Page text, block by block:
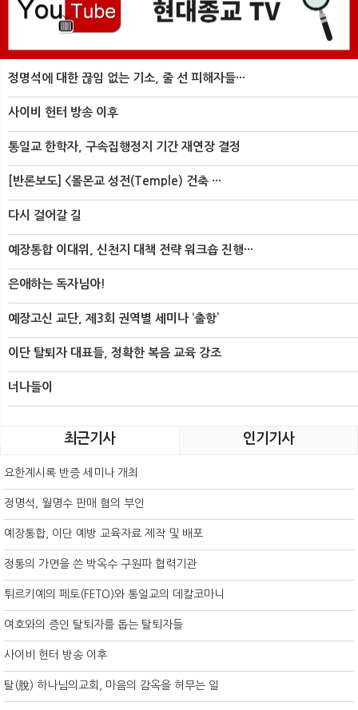
정명석에 대한 끊임 없는 기소, 줄 선 피해자들···
사이비 헌터 방송 이후
통일교 한학자, 구속집행정지 기간 재연장 결정
[반론보도] <몰몬교 성전(Temple) 건축 ···
다시 걸어갈 길
예장통합 이대위, 신천지 대책 전략 워크숍 진행···
은애하는 독자님아!
예장고신 교단, 제3회 권역별 세미나 ‘출항’
이단 탈퇴자 대표들, 정확한 복음 교육 강조
너나들이
최근기사 인기기사
요한계시록 반증 세미나 개최
정명석, 월명수 판매 혐의 부인
예장통합, 이단 예방 교육자료 제작 및 배포
정통의 가면을 쓴 박옥수 구원파 협력기관
튀르키예의 페토(FETO)와 통일교의 데칼코마니
여호와의 증인 탈퇴자를 돕는 탈퇴자들
사이비 헌터 방송 이후
탈(脫) 하나님의교회, 마음의 감옥을 허무는 일